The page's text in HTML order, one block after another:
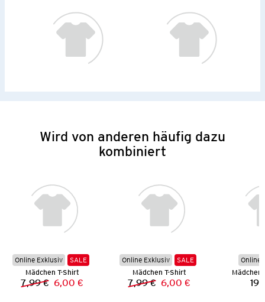
Wird von anderen häufig dazu
kombiniert
Online Exklusiv
SALE
Mädchen T-Shirt
Vorheriger Preis:
7,99 € Neuer Preis:
6,00 €
Online Exklusiv
SALE
Mädchen T-Shirt
Vorheriger Preis:
7,99 € Neuer Preis:
6,00 €
Online
Mädchen